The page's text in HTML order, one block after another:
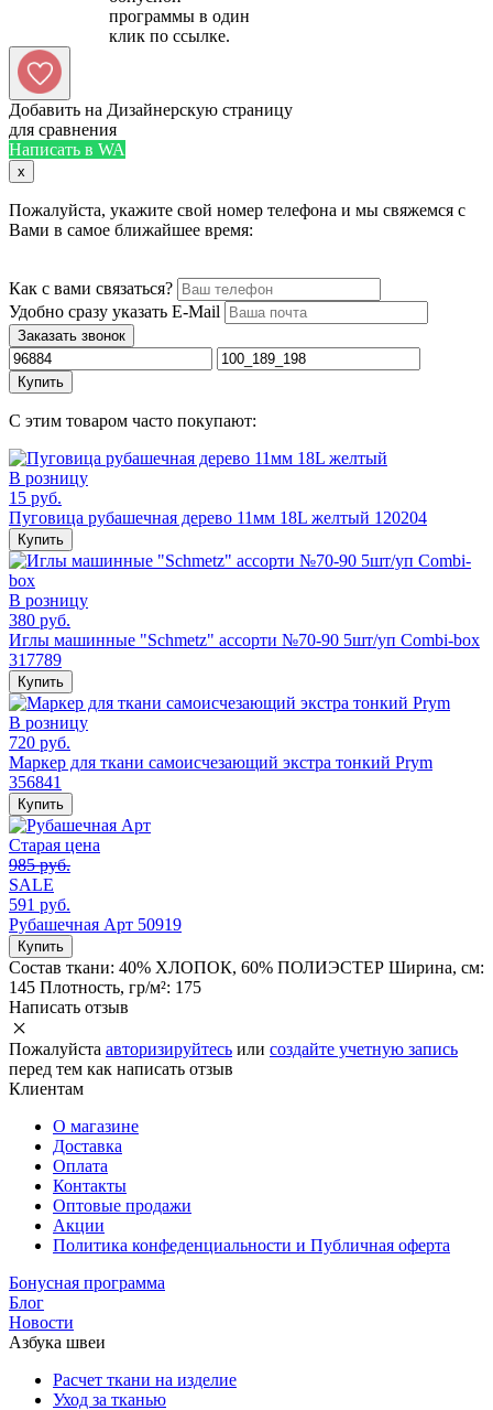
программы в один
Добавить на Дизайнерскую страницу
для сравнения
Написать в WA
x
Пожалуйста, укажите свой номер телефона и мы свяжемся с
Вами в самое ближайшее время:
Как с вами связаться?
Удобно сразу указать E-Mail
Заказать звонок
Купить
С этим товаром часто покупают:
В розницу
15 руб.
Пуговица рубашечная дерево 11мм 18L желтый 120204
Купить
В розницу
380 руб.
Иглы машинные "Schmetz" ассорти №70-90 5шт/уп Combi-box
317789
Купить
В розницу
720 руб.
Маркер для ткани самоисчезающий экстра тонкий Prym
356841
Купить
Старая цена
985 руб.
SALE
591 руб.
Рубашечная Арт 50919
Купить
Состав ткани: 40% ХЛОПОК, 60% ПОЛИЭСТЕР Ширина, см:
145 Плотность, гр/м²: 175
Написать отзыв
Пожалуйста авторизируйтесь или создайте учетную запись
перед тем как написать отзыв
Клиентам
О магазине
Доставка
Оплата
Контакты
Оптовые продажи
Акции
Политика конфеденциальности и Публичная оферта
Бонусная программа
Блог
Новости
Азбука швеи
Расчет ткани на изделие
Уход за тканью